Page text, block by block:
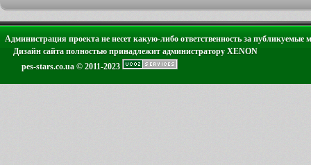
Администрация проекта не несет какую-либо ответственность за публикуемые
Дизайн сайта полностью принадлежит администратору XENON
pes-stars.co.ua © 2011-2023